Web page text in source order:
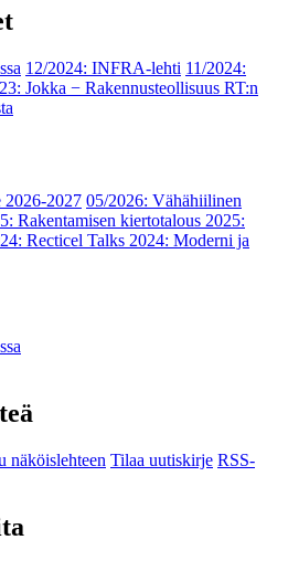
12/2024: INFRA-lehti 11/2024:
Jokka − Rakennusteollisuus RT:n
2026-2027 05/2026: Vähähiilinen
Rakentamisen kiertotalous 2025:
Recticel Talks 2024: Moderni ja
näköislehteen Tilaa uutiskirje RSS-